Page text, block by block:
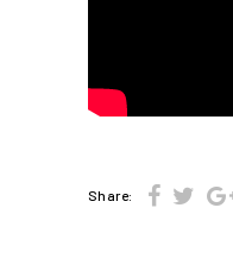
Share: